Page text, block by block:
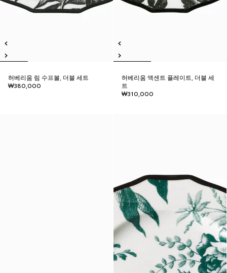
허베리움 림 수프볼, 더블 세트
₩380,000
허베리움 액센트 플레이트, 더블 세
트
₩310,000